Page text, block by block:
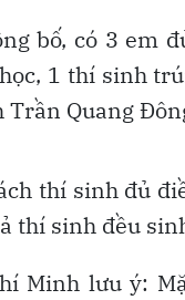
bố, có 3 em
1 thí sinh
Quang
thí sinh đủ
thí sinh đều
Minh lưu ý: